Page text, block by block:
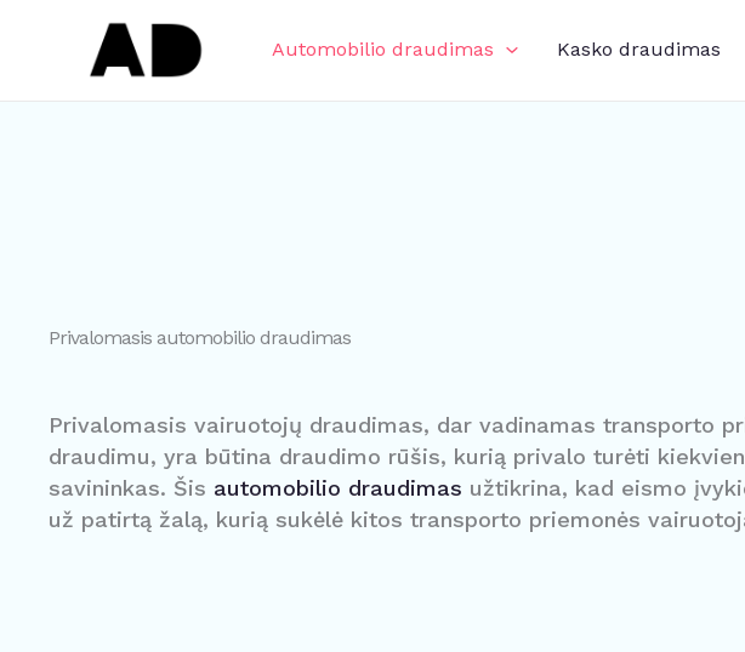
Automobilio draudimas Kasko draudimas
Privalomasis automobilio draudimas
Privalomasis vairuotojų draudimas, dar vadinamas transporto
draudimu, yra būtina draudimo rūšis, kurią privalo turėti
savininkas. Šis automobilio draudimas užtikrina, kad eismo
už patirtą žalą, kurią sukėlė kitos transporto priemonės